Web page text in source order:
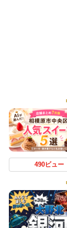
490ビュー